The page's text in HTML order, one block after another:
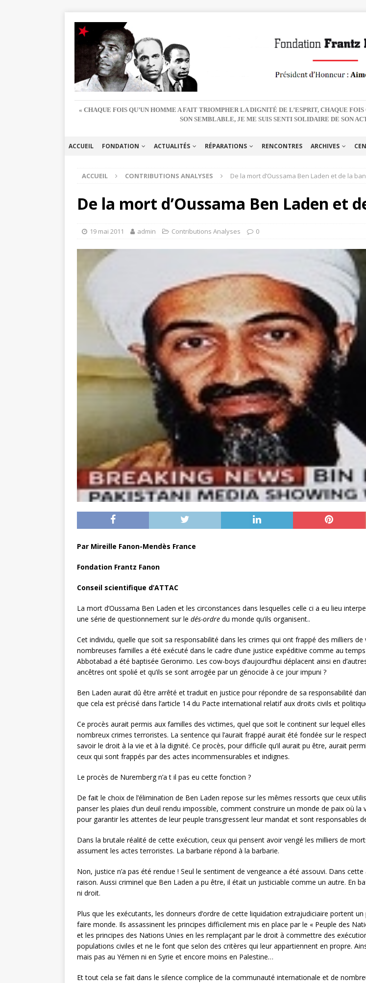
« CHAQUE FOIS QU’UN HOMME A FAIT TRIOMPHER LA DIGNITÉ DE L’ESPRIT, CHAQUE
SON SEMBLABLE, JE ME SUIS SENTI SOLIDAIRE DE SON
ACCUEIL FONDATION ACTUALITÉS RÉPARATIONS RENCONTRES ARCHIVES
ACCUEIL CONTRIBUTIONS ANALYSES De la mort d’Oussama Ben Laden et de la
De la mort d’Oussama Ben Laden et
19 mai 2011 admin Contributions Analyses 0
Par Mireille Fanon-Mendès France
Fondation Frantz Fanon
Conseil scientifique d’ATTAC
La mort d’Oussama Ben Laden et les circonstances dans lesquelles celle ci a eu lieu
une série de questionnement sur le dés-ordre du monde qu’ils organisent..
Cet individu, quelle que soit sa responsabilité dans les crimes qui ont frappé des milliers
nombreuses familles a été exécuté dans le cadre d’une justice expéditive comme au
Abbotabad a été baptisée Geronimo. Les cow-boys d’aujourd’hui déplacent ainsi en
ancêtres ont spolié et qu’ils se sont arrogée par un génocide à ce jour impuni ?
Ben Laden aurait dû être arrêté et traduit en justice pour répondre de sa responsabilité
que cela est précisé dans l’article 14 du Pacte international relatif aux droits civils et
Ce procès aurait permis aux familles des victimes, quel que soit le continent sur lequel
nombreux crimes terroristes. La sentence qui l’aurait frappé aurait été fondée sur le
savoir le droit à la vie et à la dignité. Ce procès, pour difficile qu’il aurait pu être, aurait
ceux qui sont frappés par des actes incommensurables et indignes.
Le procès de Nuremberg n’a t il pas eu cette fonction ?
De fait le choix de l’élimination de Ben Laden repose sur les mêmes ressorts que ceux
panser les plaies d’un deuil rendu impossible, comment construire un monde de paix où
pour garantir les attentes de leur peuple transgressent leur mandat et sont responsables
Dans la brutale réalité de cette exécution, ceux qui pensent avoir vengé les milliers de
assument les actes terroristes. La barbarie répond à la barbarie.
Non, justice n’a pas été rendue ! Seul le sentiment de vengeance a été assouvi. Dans
raison. Aussi criminel que Ben Laden a pu être, il était un justiciable comme un autre. En
ni droit.
Plus que les exécutants, les donneurs d’ordre de cette liquidation extrajudiciaire portent
faire monde. Ils assassinent les principes difficilement mis en place par le « Peuple des
et les principes des Nations Unies en les remplaçant par le droit à commettre des
populations civiles et ne le font que selon des critères qui leur appartiennent en propre.
mais pas au Yémen ni en Syrie et encore moins en Palestine…
Et tout cela se fait dans le silence complice de la communauté internationale et de